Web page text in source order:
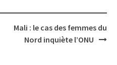
Mali : le cas des femmes du
Nord inquiète l’ONU